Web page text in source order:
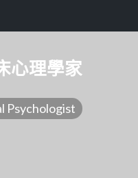
心理學家
Psychologist